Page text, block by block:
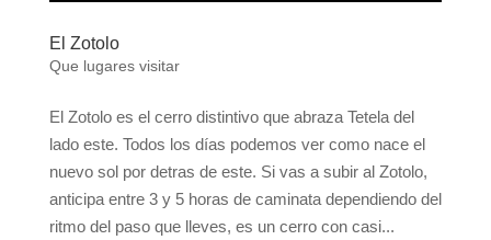
El Zotolo
Que lugares visitar
El Zotolo es el cerro distintivo que abraza Tetela del
lado este. Todos los días podemos ver como nace el
nuevo sol por detras de este. Si vas a subir al Zotolo,
anticipa entre 3 y 5 horas de caminata dependiendo del
ritmo del paso que lleves, es un cerro con casi...